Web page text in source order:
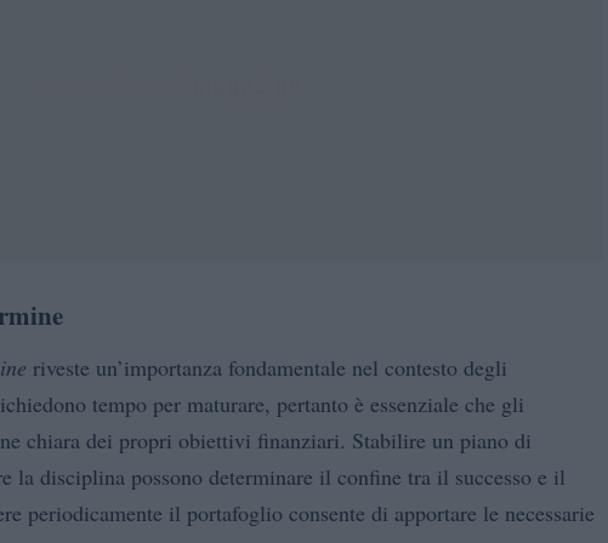
riveste un’importanza fondamentale nel contesto degli
tempo per maturare, pertanto è essenziale che gli
chiara dei propri obiettivi finanziari. Stabilire un piano di
la disciplina possono determinare il confine tra il successo e il
periodicamente il portafoglio consente di apportare le necessarie